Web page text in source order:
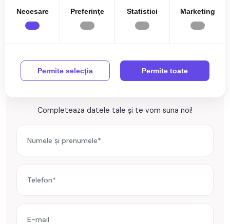
mpu pivnita in Sibiu Centrul Istoric
Completeaza datele tale și te vom suna noi!
Necesare Preferinţe Statistici Marketing
Permite selecţia Permite toate